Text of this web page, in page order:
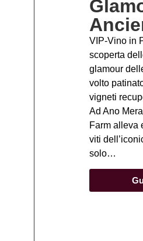
VIP-Vino in
scoperta
glamour
volto
vigneti
Ad Ano
Farm alleva
viti
solo…